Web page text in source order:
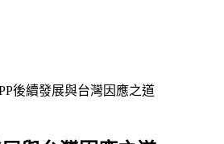
後續發展與台灣因應之道